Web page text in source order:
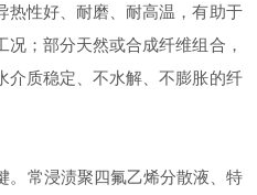
热性好、耐磨、耐高温，有助于
；部分天然或合成纤维组合，
介质稳定、不水解、不膨胀的纤
常浸渍聚四氟乙烯分散液、特